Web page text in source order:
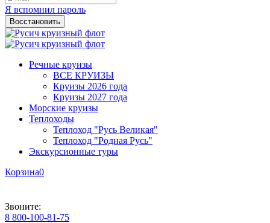
Я вспомнил пароль
Восстановить
Речные круизы
ВСЕ КРУИЗЫ
Круизы 2026 года
Круизы 2027 года
Морские круизы
Теплоходы
Теплоход "Русь Великая"
Теплоход "Родная Русь"
Экскурсионные туры
Корзина0
Звоните:
8 800-100-81-75